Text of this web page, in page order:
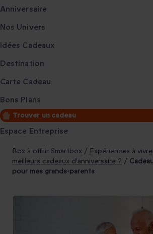
Anniversaire
Nos Univers
Idées Cadeaux
Destination
Carte Cadeau
Bons Plans
Trouver un cadeau
Espace Entreprise
Box à offrir Smartbox / Expériences à vivre
meilleurs cadeaux d'anniversaire ? /
pour mes grands-parents